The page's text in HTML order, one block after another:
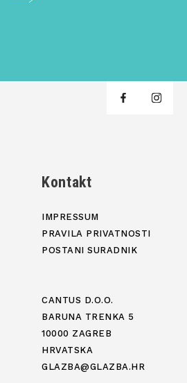
Kontakt
IMPRESSUM
PRAVILA PRIVATNOSTI
POSTANI SURADNIK
CANTUS D.O.O.
BARUNA TRENKA 5
10000 ZAGREB
HRVATSKA
GLAZBA@GLAZBA.HR